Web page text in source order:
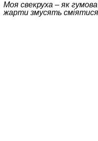
Моя свекруха – як
жарти змусять сміятися